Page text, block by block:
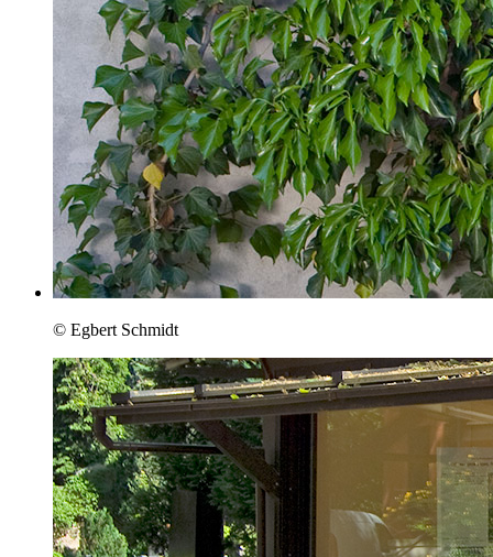
© Egbert Schmidt